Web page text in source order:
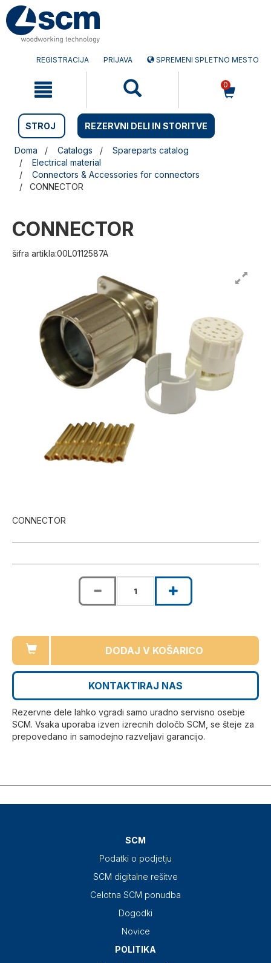
Preskočite
na
vsebino
Preskočite
na
navigacijski
REGISTRACIJA PRIJAVA SPREMENI SPLETNO MESTO
0
STROJ REZERVNI DELI IN STORITVE
Doma Catalogs
Spareparts catalog
Electrical material
Connectors & Accessories for connectors
CONNECTOR
CONNECTOR
šifra artikla:00L0112587A
CONNECTOR
DODAJ V KOŠARICO
KONTAKTIRAJ NAS
Rezervne dele lahko vgradi samo uradno servisno osebje
SCM. Vsaka uporaba izven izrecnih določb SCM, se šteje za
prepovedano in samodejno razveljavi garancijo.
SCM
Podatki o podjetju
SCM digitalne rešitve
Celotna SCM ponudba
Dogodki
Novice
POLITIKA